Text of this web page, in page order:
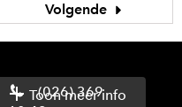
Volgende
(026) 369
Toon meer info